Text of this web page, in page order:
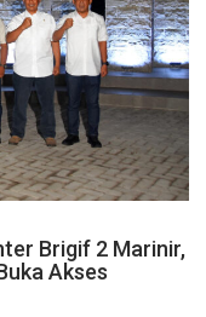
Brigif 2 Marinir,
Akses